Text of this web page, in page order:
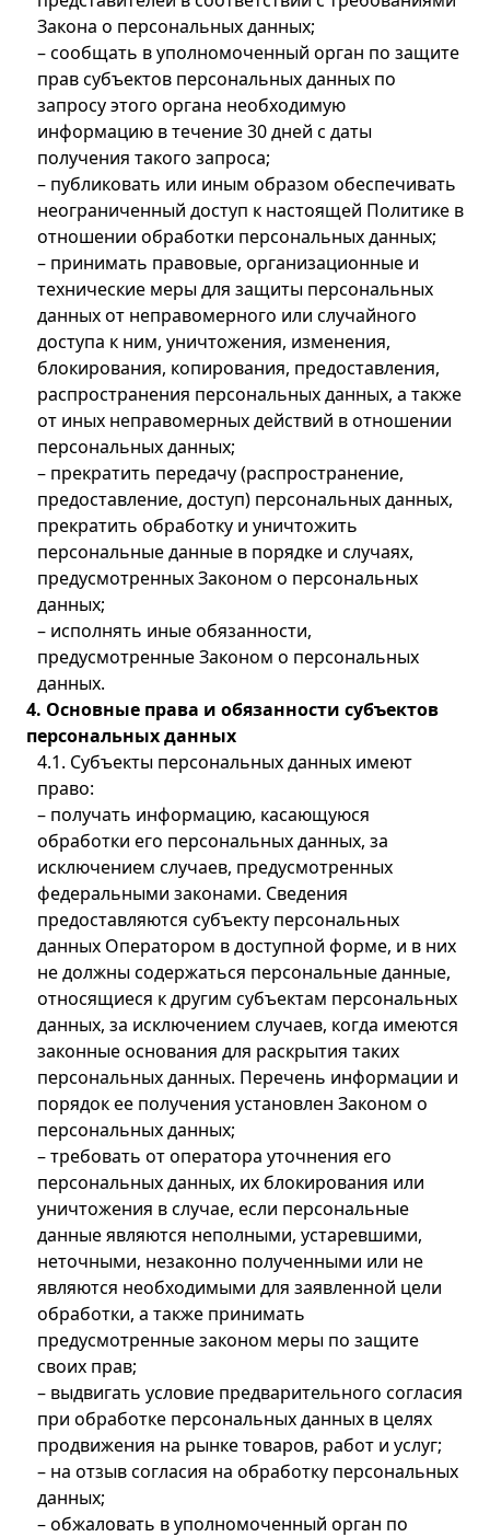
Закона о персональных данных;
– сообщать в уполномоченный орган по защите
прав субъектов персональных данных по
запросу этого органа необходимую
информацию в течение 30 дней с даты
получения такого запроса;
– публиковать или иным образом обеспечивать
неограниченный доступ к настоящей Политике в
отношении обработки персональных данных;
– принимать правовые, организационные и
технические меры для защиты персональных
данных от неправомерного или случайного
доступа к ним, уничтожения, изменения,
блокирования, копирования, предоставления,
распространения персональных данных, а также
от иных неправомерных действий в отношении
персональных данных;
– прекратить передачу (распространение,
предоставление, доступ) персональных данных,
прекратить обработку и уничтожить
персональные данные в порядке и случаях,
предусмотренных Законом о персональных
данных;
– исполнять иные обязанности,
предусмотренные Законом о персональных
данных.
4. Основные права и обязанности субъектов
персональных данных
4.1. Субъекты персональных данных имеют
право:
– получать информацию, касающуюся
обработки его персональных данных, за
исключением случаев, предусмотренных
федеральными законами. Сведения
предоставляются субъекту персональных
данных Оператором в доступной форме, и в них
не должны содержаться персональные данные,
относящиеся к другим субъектам персональных
данных, за исключением случаев, когда имеются
законные основания для раскрытия таких
персональных данных. Перечень информации и
порядок ее получения установлен Законом о
персональных данных;
– требовать от оператора уточнения его
персональных данных, их блокирования или
уничтожения в случае, если персональные
данные являются неполными, устаревшими,
неточными, незаконно полученными или не
являются необходимыми для заявленной цели
обработки, а также принимать
предусмотренные законом меры по защите
своих прав;
– выдвигать условие предварительного согласия
при обработке персональных данных в целях
продвижения на рынке товаров, работ и услуг;
– на отзыв согласия на обработку персональных
данных;
– обжаловать в уполномоченный орган по